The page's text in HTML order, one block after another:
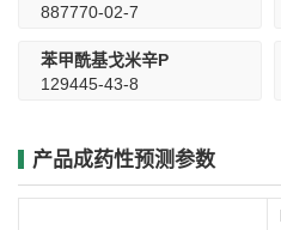
887770-02-7
苯甲酰基戈米辛P
129445-43-8
产品成药性预测参数